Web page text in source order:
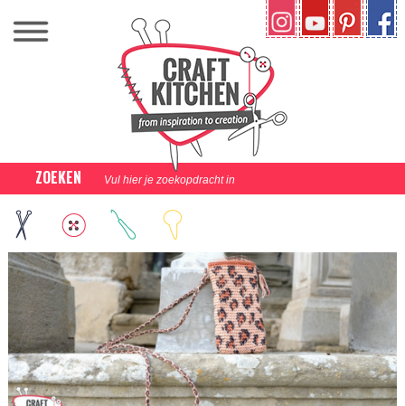
ZOEKEN